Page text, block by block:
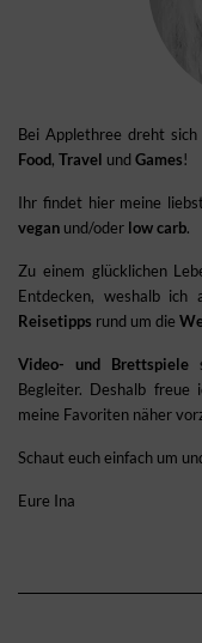
Bei Applethree dreht
Food, Travel und Games!
Ihr findet hier meine
vegan und/oder low carb.
Zu einem glücklichen
Entdecken, weshalb ich
Reisetipps rund um die
Video- und Brettspiele
Begleiter. Deshalb
meine Favoriten näher
Schaut euch einfach um
Eure Ina